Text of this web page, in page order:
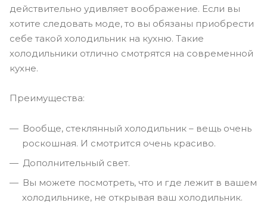
действительно удивляет воображение. Если вы
хотите следовать моде, то вы обязаны приобрести
себе такой холодильник на кухню. Такие
холодильники отлично смотрятся на современной
кухне.
Преимущества:
Вообще, стеклянный холодильник – вещь очень
роскошная. И смотрится очень красиво.
Дополнительный свет.
Вы можете посмотреть, что и где лежит в вашем
холодильнике, не открывая ваш холодильник.